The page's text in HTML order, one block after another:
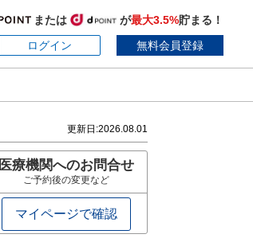
または が最大3.5%貯まる！
ログイン
無料会員登録
更新日:2026.08.01
医療機関へのお問合せ
ご予約後の変更など
マイページで確認